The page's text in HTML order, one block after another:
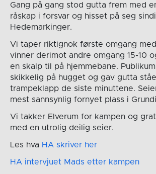
Gang på gang stod gutta frem med
råskap i forsvar og hisset på seg
Hedemarkinger.
Vi taper riktignok første omgang med
vinner derimot andre omgang 15-10
en skalp til på hjemmebane.
skikkelig på hugget og gav gutta
trampeklapp de siste minuttene.
mest sannsynlig fornyet plass i
Vi takker Elverum for kampen og
med en utrolig deilig seier.
Les hva HA skriver her
HA intervjuet Mads etter kampen